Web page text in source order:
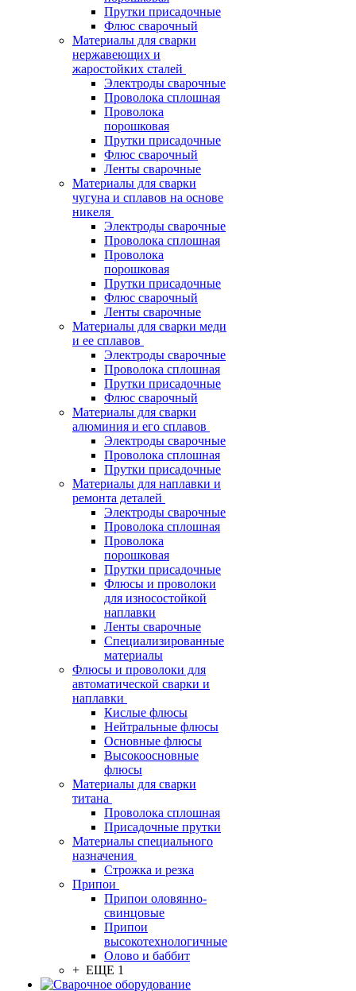
Прутки присадочные
Флюс сварочный
Материалы для сварки
нержавеющих и
жаростойких сталей
Электроды сварочные
Проволока сплошная
Проволока
порошковая
Прутки присадочные
Флюс сварочный
Ленты сварочные
Материалы для сварки
чугуна и сплавов на основе
никеля
Электроды сварочные
Проволока сплошная
Проволока
порошковая
Прутки присадочные
Флюс сварочный
Ленты сварочные
Материалы для сварки меди
и ее сплавов
Электроды сварочные
Проволока сплошная
Прутки присадочные
Флюс сварочный
Материалы для сварки
алюминия и его сплавов
Электроды сварочные
Проволока сплошная
Прутки присадочные
Материалы для наплавки и
ремонта деталей
Электроды сварочные
Проволока сплошная
Проволока
порошковая
Прутки присадочные
Флюсы и проволоки
для износостойкой
наплавки
Ленты сварочные
Специализированные
материалы
Флюсы и проволоки для
автоматической сварки и
наплавки
Кислые флюсы
Нейтральные флюсы
Основные флюсы
Высокоосновные
флюсы
Материалы для сварки
титана
Проволока сплошная
Присадочные прутки
Материалы специального
назначения
Строжка и резка
Припои
Припои оловянно-
свинцовые
Припои
высокотехнологичные
Олово и баббит
+ ЕЩЕ 1